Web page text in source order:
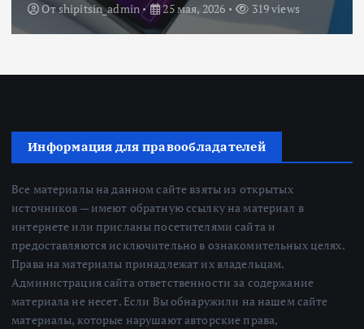
Отshipitsin_admin 25 мая, 2026 319 views
Информация для правообладателей
Все материалы на данном сайте взяты из открытых
источников — имеют обратную ссылку на материал в
интернете или присланы посетителями сайта и
предоставляются исключительно в ознакомительных целях.
Права на материалы принадлежат их владельцам.
Администрация сайта ответственности за содержание
материала не несет. Если Вы обнаружили на нашем сайте
материалы, которые нарушают авторские права,